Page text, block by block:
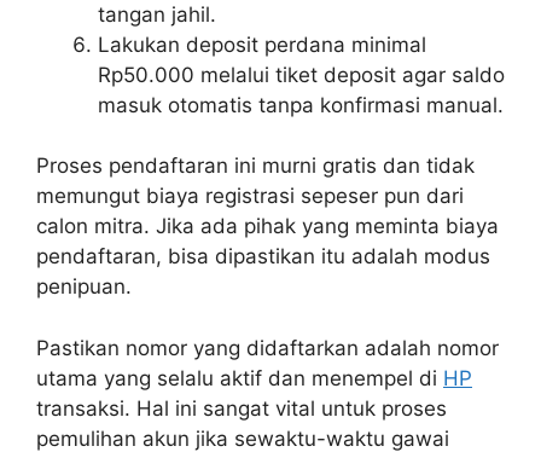
tangan jahil.
Lakukan deposit perdana minimal
Rp50.000 melalui tiket deposit agar saldo
masuk otomatis tanpa konfirmasi manual.
Proses pendaftaran ini murni gratis dan tidak
memungut biaya registrasi sepeser pun dari
calon mitra. Jika ada pihak yang meminta biaya
pendaftaran, bisa dipastikan itu adalah modus
penipuan.
Pastikan nomor yang didaftarkan adalah nomor
utama yang selalu aktif dan menempel di HP
transaksi. Hal ini sangat vital untuk proses
pemulihan akun jika sewaktu-waktu gawai